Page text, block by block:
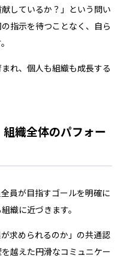
しているか？」という問い
指示を待つことなく、自ら
れ、個人も組織も成長する
織全体のパフォー
員が目指すゴールを明確に
織に近づきます。
求められるのか」の共通認
越えた円滑なコミュニケー